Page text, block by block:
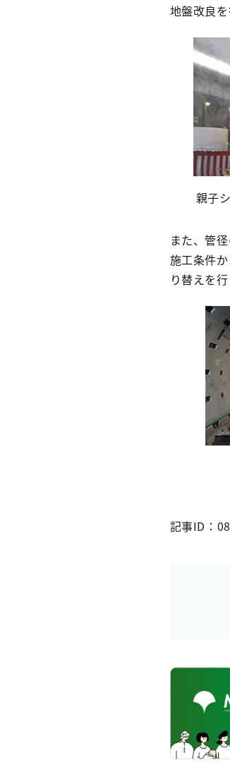
地盤改良
親子
また、管
施工条件
り替えを
記事ID：